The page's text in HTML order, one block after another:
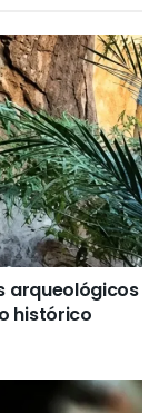
arqueológicos
histórico